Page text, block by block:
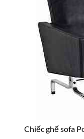
Chiếc ghế sofa